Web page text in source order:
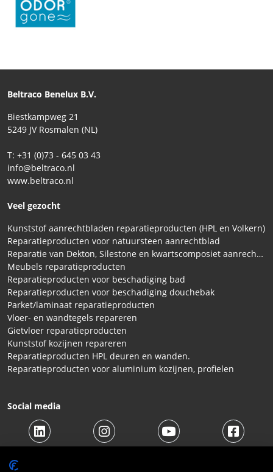
Beltraco Benelux B.V.
Biestkampweg 21
5249 JV Rosmalen (NL)
T: +31 (0)73 - 645 03 43
info@beltraco.nl
www.beltraco.nl
Veel gezocht
Kunststof aanrechtbladen reparatieproducten (HPL en Volkern)
Reparatieproducten voor natuursteen aanrechtblad
Reparatie van Dekton, Silestone en kwartscomposiet aanrechtbladen
Meubels reparatieproducten
Reparatieproducten voor beschadiging bad
Reparatieproducten voor beschadiging douchebak
Parket/laminaat reparatieproducten
Vloer- en wandtegels repareren
Gietvloer reparatieproducten
Kunststof kozijnen repareren
Reparatieproducten HPL deuren en wanden.
Reparatieproducten voor aluminium kozijnen, profielen
Social media